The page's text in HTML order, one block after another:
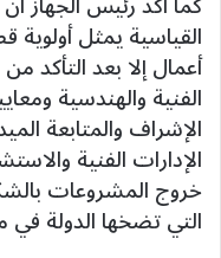
القياسية يمثل
أعمال إلا بعد التأكد
الفنية والهندسية
الإشراف والمتابعة
الإدارات الفنية
خروج المشروعات
التي تضخها الدولة في